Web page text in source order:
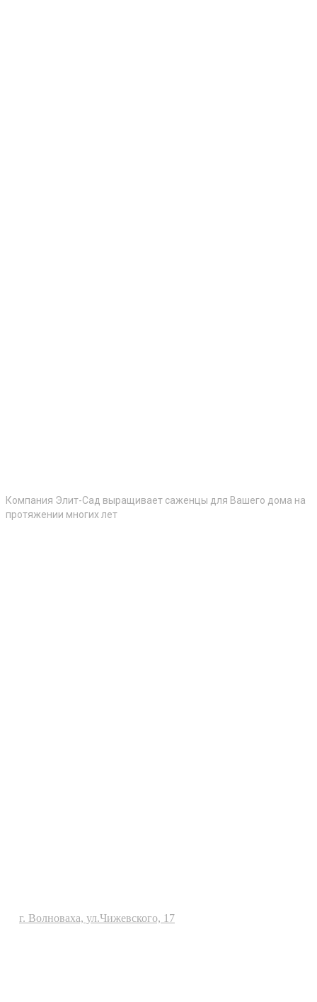
Компания Элит-Сад выращивает саженцы для Вашего дома на
протяжении многих лет
г. Волноваха, ул.Чижевского, 17